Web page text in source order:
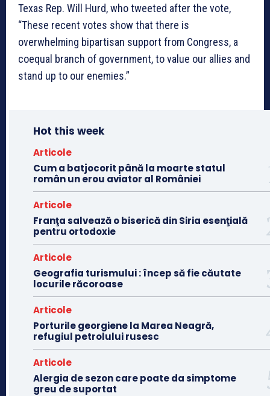
Texas Rep. Will Hurd, who tweeted after the vote,
“These recent votes show that there is
overwhelming bipartisan support from Congress, a
coequal branch of government, to value our allies and
stand up to our enemies.”
Hot this week
Articole
Cum a batjocorit până la moarte statul
român un erou aviator al României
Articole
Franţa salvează o biserică din Siria esenţială
pentru ortodoxie
Articole
Geografia turismului : încep să fie căutate
locurile răcoroase
Articole
Porturile georgiene la Marea Neagră,
refugiul petrolului rusesc
Articole
Alergia de sezon care poate da simptome
greu de suportat